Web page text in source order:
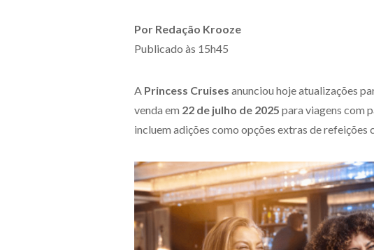
Por Redação Krooze
Publicado às 15h45
A Princess Cruises anunciou hoje atualizações
venda em 22 de julho de 2025 para viagens com
incluem adições como opções extras de